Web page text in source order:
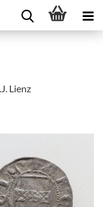
Lienz